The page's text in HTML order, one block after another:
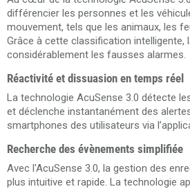
différencier les personnes et les
mouvement, tels que les animaux, les
Grâce à cette classification intelligente,
considérablement les fausses alarmes.
Réactivité et dissuasion en temps réel
La technologie AcuSense 3.0 détecte
et déclenche instantanément des
smartphones des utilisateurs via
Recherche des évènements simplifiée
Avec l'AcuSense 3.0, la gestion des
plus intuitive et rapide. La technologie